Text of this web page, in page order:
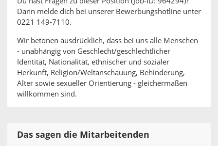
Dann melde dich bei unserer Bewerbungshotline unter
0221 149-7110.
Wir betonen ausdrücklich, dass bei uns alle Menschen
- unabhängig von Geschlecht/geschlechtlicher
Identität, Nationalität, ethnischer und sozialer
Herkunft, Religion/Weltanschauung, Behinderung,
Alter sowie sexueller Orientierung - gleichermaßen
willkommen sind.
Das sagen die Mitarbeitenden